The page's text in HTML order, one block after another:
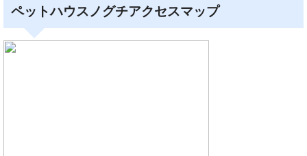
ペットハウスノグチアクセスマップ